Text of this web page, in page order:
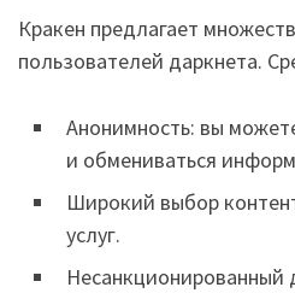
Кракен предлагает
пользователей даркнета.
Анонимность: вы
и обмениваться
Широкий выбор
услуг.
Несанкционированный